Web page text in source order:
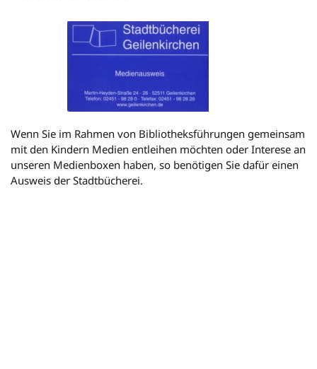
Wenn Sie im Rahmen von Bibliotheksführungen gemeinsam
mit den Kindern Medien entleihen möchten oder Interese an
unseren Medienboxen haben, so benötigen Sie dafür einen
Ausweis der Stadtbücherei.